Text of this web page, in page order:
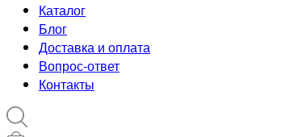
Каталог
Блог
Доставка и оплата
Вопрос-ответ
Контакты